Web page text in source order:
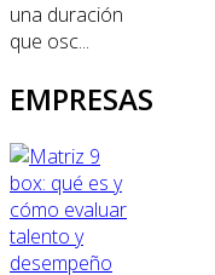
una duración
que osc...
EMPRESAS